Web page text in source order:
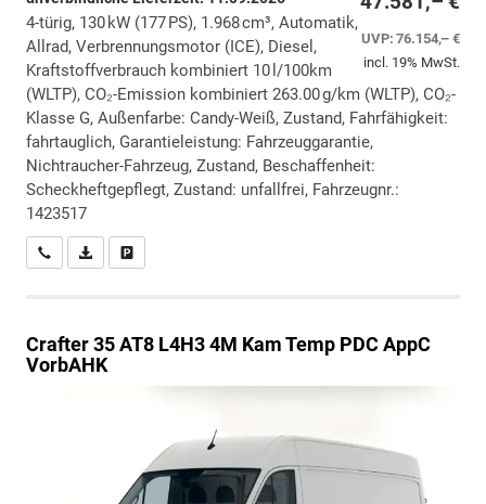
UVP:76.154,– €
incl. 19% MwSt.
4-türig, 130 kW (177 PS), 1.968 cm³, Automatik,
Allrad, Verbrennungsmotor (ICE), Diesel,
Kraftstoffverbrauch kombiniert 10 l/100km
(WLTP), CO₂-Emission kombiniert 263.00 g/km (WLTP), CO₂-
Klasse G, Außenfarbe: Candy-Weiß, Zustand, Fahrfähigkeit:
fahrtauglich, Garantieleistung: Fahrzeuggarantie,
Nichtraucher-Fahrzeug, Zustand, Beschaffenheit:
Scheckheftgepflegt, Zustand: unfallfrei, Fahrzeugnr.:
1423517
Wir rufen Sie anPDF-Datei, Fahrzeugexposé drucken
Crafter35 AT8 L4H3 4M Kam Temp PDC AppC
VorbAHK